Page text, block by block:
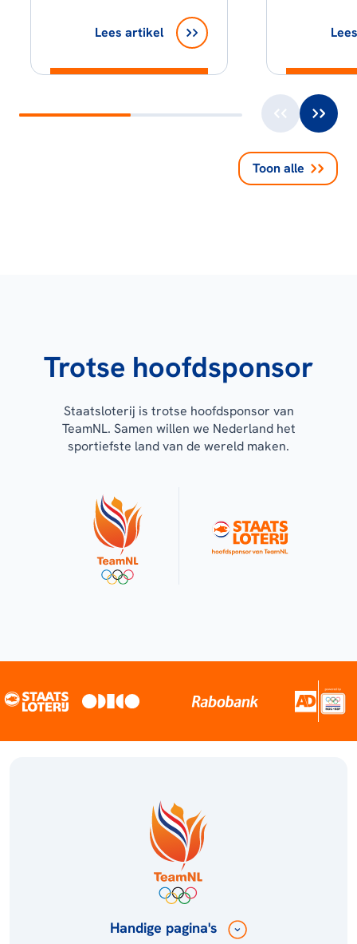
Lees artikel
Toon alle
Trotse hoofdsponsor
Staatsloterij is trotse hoofdsponsor van
TeamNL. Samen willen we Nederland het
sportiefste land van de wereld maken.
Handige pagina's